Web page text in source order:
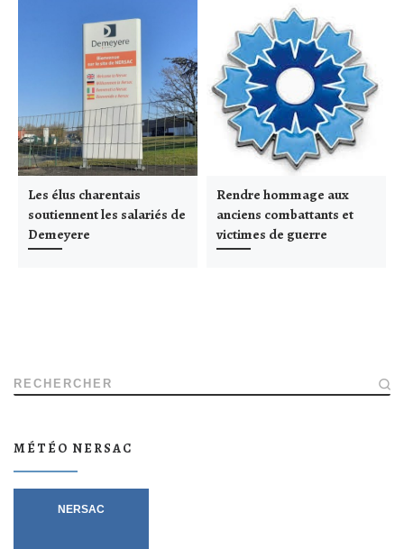
Les élus charentais
soutiennent les salariés de
Demeyere
Rendre hommage aux
anciens combattants et
victimes de guerre
RECHERCHER
MÉTÉO NERSAC